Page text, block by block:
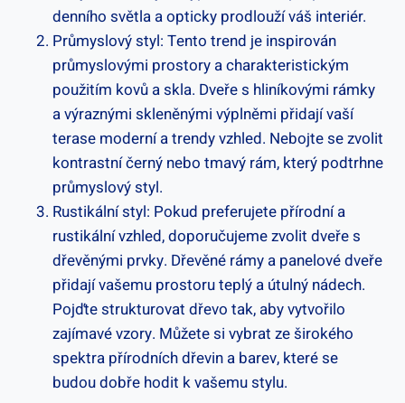
denního světla a opticky prodlouží váš interiér.
Průmyslový styl: Tento trend je inspirován
průmyslovými prostory a charakteristickým
použitím kovů a skla. Dveře s hliníkovými rámky
a výraznými skleněnými výplněmi přidají vaší
terase moderní a trendy vzhled. Nebojte se zvolit
kontrastní černý nebo tmavý rám, který podtrhne
průmyslový styl.
Rustikální styl: Pokud preferujete přírodní a
rustikální vzhled, doporučujeme zvolit dveře s
dřevěnými prvky. Dřevěné rámy a panelové dveře
přidají vašemu prostoru teplý a útulný nádech.
Pojďte strukturovat dřevo tak, aby vytvořilo
zajímavé vzory. Můžete si vybrat ze širokého
spektra přírodních dřevin a barev, které se
budou dobře hodit k vašemu stylu.